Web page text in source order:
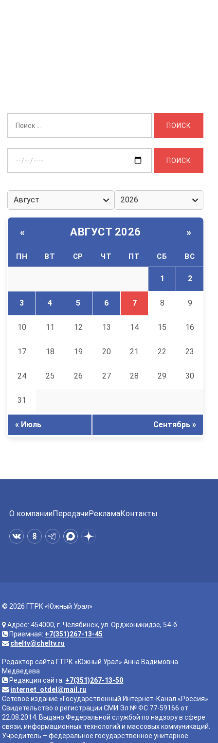
дату:
« АВГУСТ 2026 »
ПН ВТ СР ЧТ ПТ СБ ВС
1 2
3 4 5 6 7 8 9
10 11 12 13 14 15 16
17 18 19 20 21 22 23
24 25 26 27 28 29 30
31
« Июль Сентябрь »
О компанииПередачиРекламаКонтакты
© 2026 ГТРК «Южный Урал»
Адрес: 454000, г. Челябинск, ул. Орджоникидзе, 54-б
Приемная: +7(351)267-13-45
cheltv@cheltv.ru
Редактор сайта ГТРК «Южный Урал» Анна Вадимовна
Медведева
Редакция сайта: +7(351)267-13-50
internet_otdel@mail.ru
Сетевое издание «Государственный Интернет-Канал «Россия».
Свидетельство о регистрации СМИ Эл № ФС 77-59166 от
22.08.2014. Выдано Федеральной службой по надзору в сфере
связи, информационных технологий и массовых коммуникаций.
Учредитель – федеральное государственное унитарное